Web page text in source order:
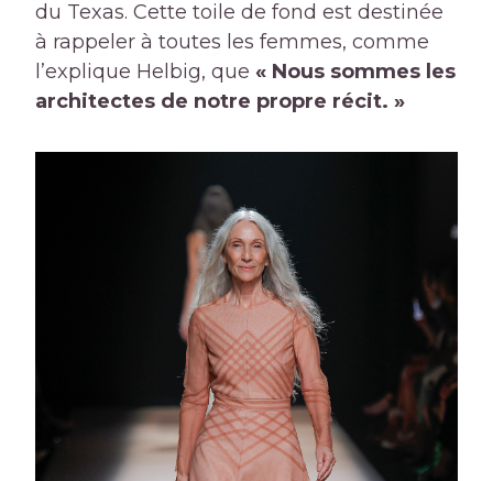
du Texas. Cette toile de fond est destinée
à rappeler à toutes les femmes, comme
l’explique Helbig, que « Nous sommes les
architectes de notre propre récit. »